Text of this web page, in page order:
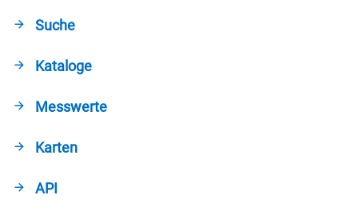
Suche
Kataloge
Messwerte
Karten
API